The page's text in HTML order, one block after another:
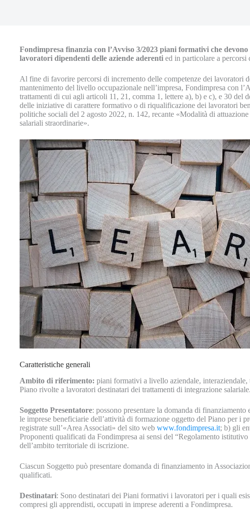
Fondimpresa finanzia con l’Avviso 3/2023 piani formativi che
lavoratori dipendenti delle aziende aderenti ed in particolare a
Al fine di favorire percorsi di incremento delle competenze dei lavoratori
mantenimento del livello occupazionale nell’impresa, Fondimpresa con
trattamenti di cui agli articoli 11, 21, comma 1, lettere a), b) e c), e 30 del
delle iniziative di carattere formativo o di riqualificazione dei lavoratori
politiche sociali del 2 agosto 2022, n. 142, recante «Modalità di
salariali straordinarie».
Caratteristiche generali
Ambito di riferimento: piani formativi a livello aziendale,
Piano rivolte a lavoratori destinatari dei trattamenti di integrazione salariale.
Soggetto Presentatore: possono presentare la domanda di
le imprese beneficiarie dell’attività di formazione oggetto del Piano per i
registrate sull’«Area Associati» del sito web www.fondimpresa.it; b) gli
Proponenti qualificati da Fondimpresa ai sensi del “Regolamento
dell’ambito territoriale di iscrizione.
Ciascun Soggetto può presentare domanda di finanziamento in
qualificati.
Destinatari: Sono destinatari dei Piani formativi i lavoratori per i quali
compresi gli apprendisti, occupati in imprese aderenti a Fondimpresa.